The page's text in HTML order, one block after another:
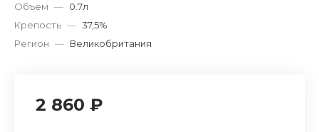
Объем — 0.7л
Крепость — 37,5%
Регион — Великобритания
2 860 ₽